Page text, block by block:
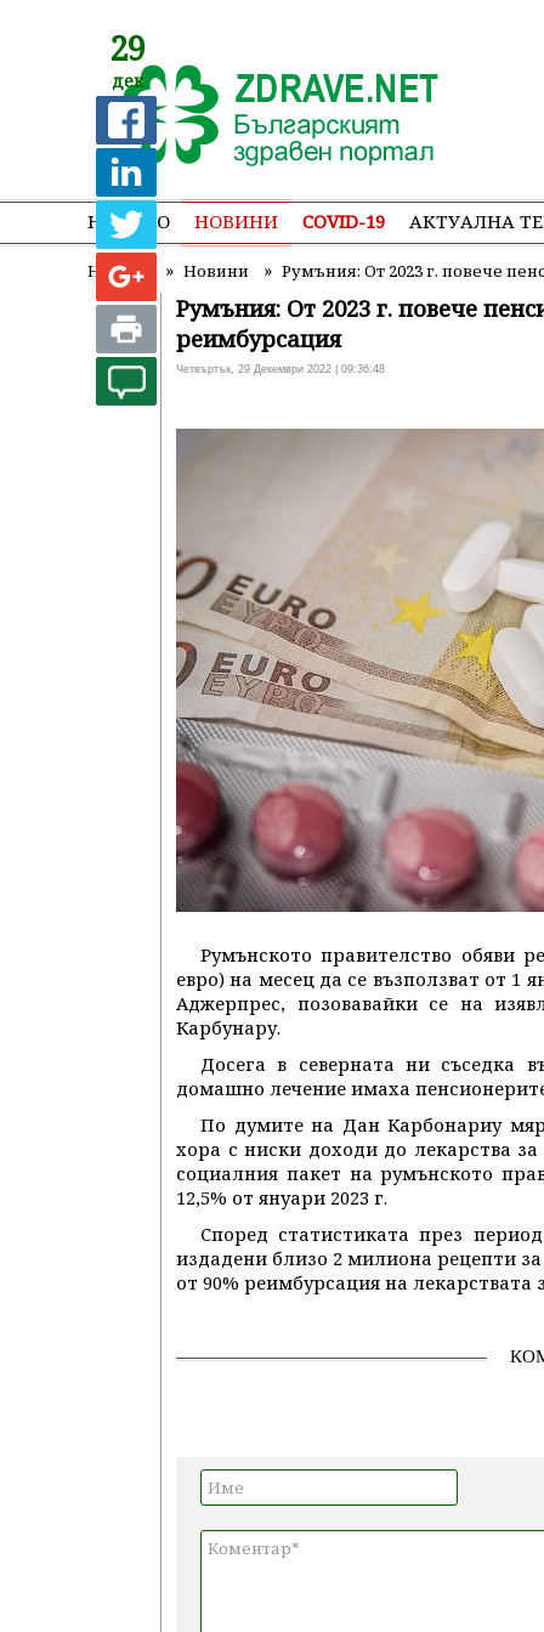
НАЧАЛО НОВИНИ COVID-19 АКТУАЛНА
Начало » Новини » Румъния: От 2023 г. повече
29
дек
Румъния: От 2023 г. повече
реимбурсация
Четвъртък, 29 Декември 2022 | 09:36:48
Румънското правителство обяви
евро) на месец да се възползват от 1
Аджерпрес, позовавайки се на
Карбунару.
Досега в северната ни съседка
домашно лечение имаха
По думите на Дан Карбонариу
хора с ниски доходи до лекарства
социалния пакет на румънското
12,5% от януари 2023 г.
Според статистиката през
издадени близо 2 милиона рецепти
от 90% реимбурсация на